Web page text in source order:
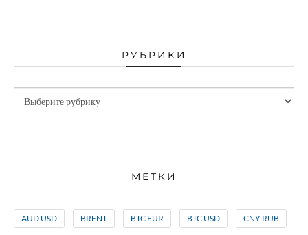
РУБРИКИ
МЕТКИ
AUD USD BRENT BTC EUR BTC USD CNY RUB